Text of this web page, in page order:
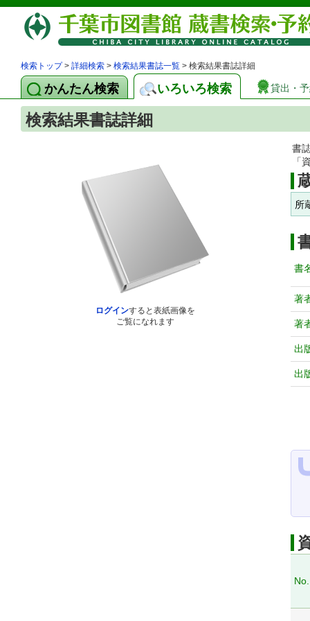
検索トップ> 詳細検索 > 検索結果書誌一覧 > 検索結果書誌詳細
かんたん検索 いろいろ検索 貸出・
検索結果書誌詳細
ログインすると表紙画像を
ご覧になれます
書
「
所
書
著
著
出
出
No.